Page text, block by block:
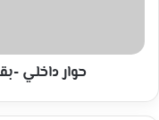
حوار داخلي